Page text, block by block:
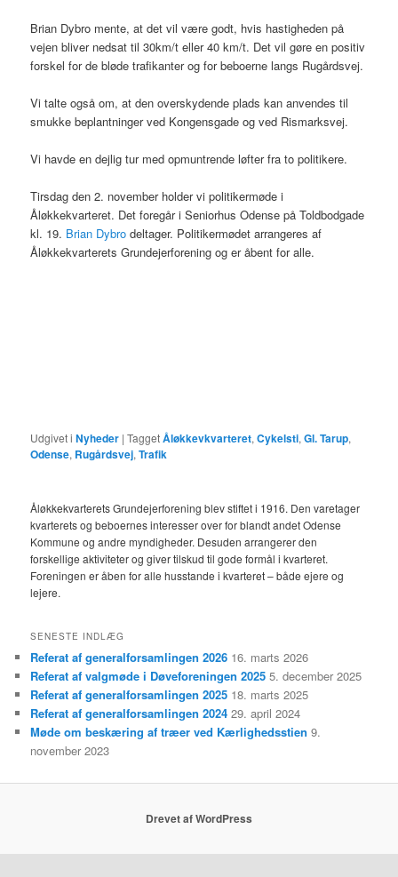
Brian Dybro mente, at det vil være godt, hvis hastigheden på
vejen bliver nedsat til 30km/t eller 40 km/t. Det vil gøre en positiv
forskel for de bløde trafikanter og for beboerne langs Rugårdsvej.
Vi talte også om, at den overskydende plads kan anvendes til
smukke beplantninger ved Kongensgade og ved Rismarksvej.
Vi havde en dejlig tur med opmuntrende løfter fra to politikere.
Tirsdag den 2. november holder vi politikermøde i
Åløkkekvarteret. Det foregår i Seniorhus Odense på Toldbodgade
kl. 19. Brian Dybro deltager. Politikermødet arrangeres af
Åløkkekvarterets Grundejerforening og er åbent for alle.
Udgivet i Nyheder |TaggetÅløkkevkvarteret,Cykelsti,Gl. Tarup,
Odense, Rugårdsvej,Trafik
Åløkkekvarterets Grundejerforening blev stiftet i 1916. Den varetager
kvarterets og beboernes interesser over for blandt andet Odense
Kommune og andre myndigheder. Desuden arrangerer den
forskellige aktiviteter og giver tilskud til gode formål i kvarteret.
Foreningen er åben for alle husstande i kvarteret – både ejere og
lejere.
SENESTE INDLÆG
Referat af generalforsamlingen 2026 16. marts 2026
Referat af valgmøde i Døveforeningen 2025 5. december 2025
Referat af generalforsamlingen 2025 18. marts 2025
Referat af generalforsamlingen 2024 29. april 2024
Møde om beskæring af træer ved Kærlighedsstien 9.
november 2023
Drevet af WordPress